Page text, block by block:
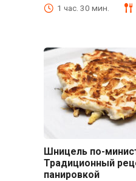
1 час. 30 мин.
Шницель по-
Традиционный
панировкой